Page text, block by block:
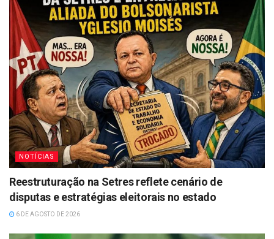
NOTÍCIAS
Reestruturação na Setres reflete cenário de
disputas e estratégias eleitorais no estado
6 DE AGOSTO DE 2026